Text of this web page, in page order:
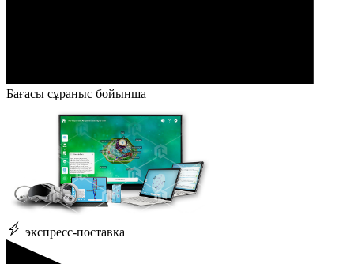
Бағасы сұраныс бойынша
экспресс-поставка